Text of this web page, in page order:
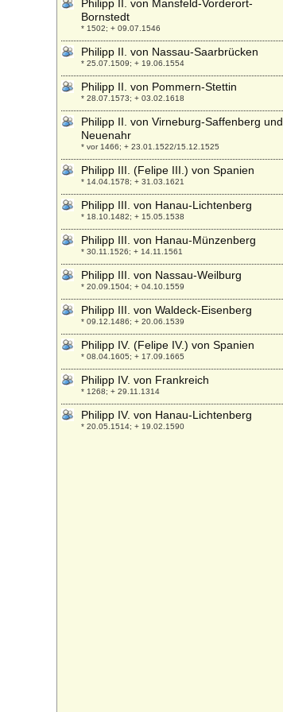
Philipp II. von Mansfeld-Vorderort-
Bornstedt
* 1502; + 09.07.1546
Philipp II. von Nassau-Saarbrücken
* 25.07.1509; + 19.06.1554
Philipp II. von Pommern-Stettin
* 28.07.1573; + 03.02.1618
Philipp II. von Virneburg-Saffenberg und
Neuenahr
* vor 1466; + 23.01.1522/15.12.1525
Philipp III. (Felipe III.) von Spanien
* 14.04.1578; + 31.03.1621
Philipp III. von Hanau-Lichtenberg
* 18.10.1482; + 15.05.1538
Philipp III. von Hanau-Münzenberg
* 30.11.1526; + 14.11.1561
Philipp III. von Nassau-Weilburg
* 20.09.1504; + 04.10.1559
Philipp III. von Waldeck-Eisenberg
* 09.12.1486; + 20.06.1539
Philipp IV. (Felipe IV.) von Spanien
* 08.04.1605; + 17.09.1665
Philipp IV. von Frankreich
* 1268; + 29.11.1314
Philipp IV. von Hanau-Lichtenberg
* 20.05.1514; + 19.02.1590